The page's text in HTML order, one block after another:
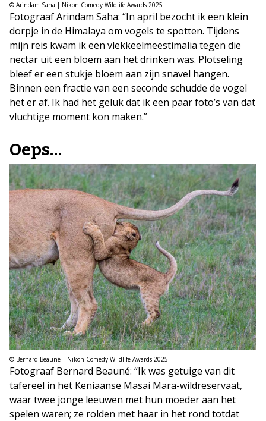
© Arindam Saha | Nikon Comedy Wildlife Awards 2025
Fotograaf Arindam Saha: “In april bezocht ik een klein
dorpje in de Himalaya om vogels te spotten. Tijdens
mijn reis kwam ik een vlekkeelmeestimalia tegen die
nectar uit een bloem aan het drinken was. Plotseling
bleef er een stukje bloem aan zijn snavel hangen.
Binnen een fractie van een seconde schudde de vogel
het er af. Ik had het geluk dat ik een paar foto’s van dat
vluchtige moment kon maken.”
Oeps…
© Bernard Beauné | Nikon Comedy Wildlife Awards 2025
Fotograaf Bernard Beauné: “Ik was getuige van dit
tafereel in het Keniaanse Masai Mara-wildreservaat,
waar twee jonge leeuwen met hun moeder aan het
spelen waren; ze rolden met haar in het rond totdat